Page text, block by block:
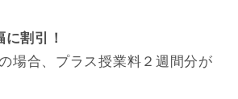
割引！
場合、プラス授業料２週間分が